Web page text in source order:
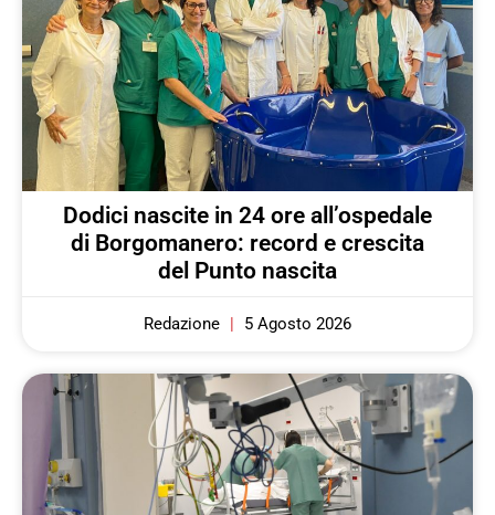
Dodici nascite in 24 ore all’ospedale
di Borgomanero: record e crescita
del Punto nascita
Redazione 5 Agosto 2026